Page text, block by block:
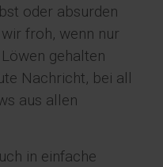
oder absurden
froh, wenn nur
gehalten
Nachricht, bei all
aus allen
in einfache